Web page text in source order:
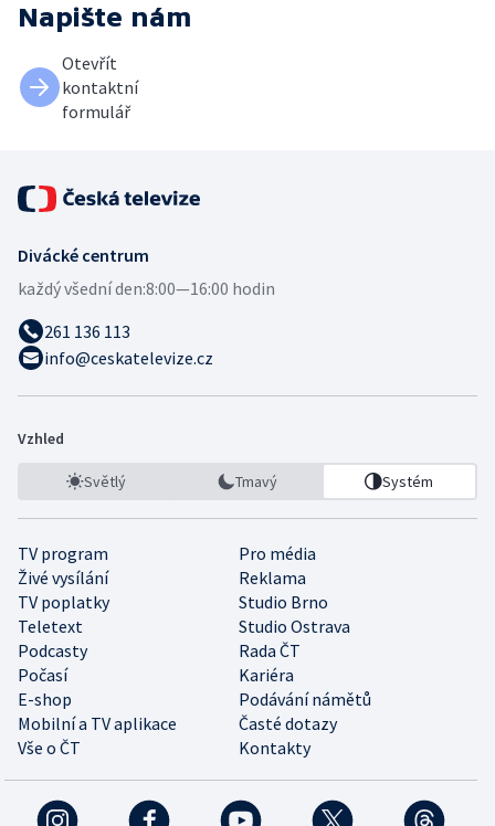
Napište nám
Otevřít
kontaktní
formulář
Divácké centrum
každý všední den:8:00—16:00 hodin
261 136 113
info@ceskatelevize.cz
Vzhled
Světlý Tmavý Systém
TV program
Pro média
Živé vysílání
Reklama
TV poplatky
Studio Brno
Teletext
Studio Ostrava
Podcasty
Rada ČT
Počasí
Kariéra
E-shop
Podávání námětů
Mobilní a TV aplikace
Časté dotazy
Vše o ČT
Kontakty